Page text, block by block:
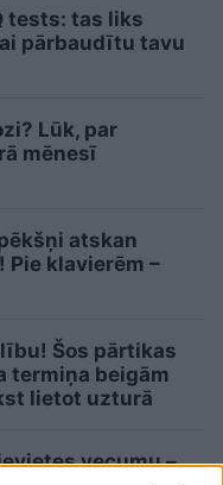
tests: tas liks
pārbaudītu tavu
Lūk, par
mēnesī
atskan
Pie klavierēm –
Šos pārtikas
termiņa beigām
lietot uzturā
vecumu –